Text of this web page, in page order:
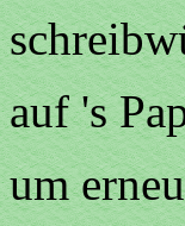
auf 's
um